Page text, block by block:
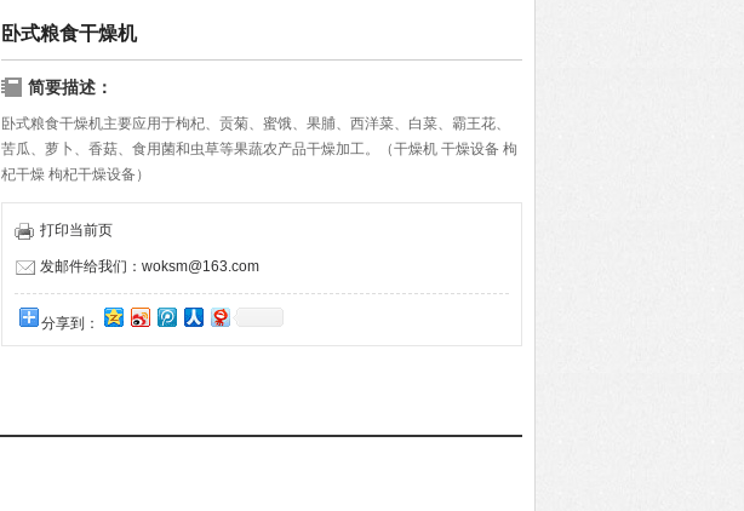
卧式粮食干燥机
简要描述：
卧式粮食干燥机主要应用于枸杞、贡菊、蜜饿、果脯、西洋菜、白菜、霸王花、
苦瓜、萝卜、香菇、食用菌和虫草等果蔬农产品干燥加工。（干燥机 干燥设备 枸
杞干燥 枸杞干燥设备）
打印当前页
发邮件给我们：woksm@163.com
分享到：